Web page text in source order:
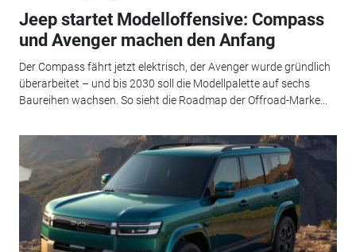
Jeep startet Modelloffensive: Compass
und Avenger machen den Anfang
Der Compass fährt jetzt elektrisch, der Avenger wurde gründlich
überarbeitet – und bis 2030 soll die Modellpalette auf sechs
Baureihen wachsen. So sieht die Roadmap der Offroad-Marke...